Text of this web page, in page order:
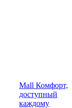
Mall Комфорт,
доступный
каждому